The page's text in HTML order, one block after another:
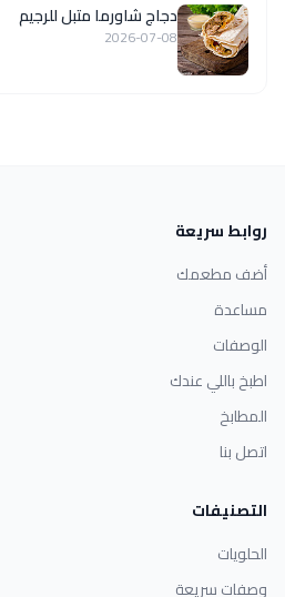
دجاج شاورما متبل للرجيم
2026-07-08
روابط سريعة
أضف مطعمك
مساعدة
الوصفات
اطبخ باللي عندك
المطابخ
اتصل بنا
التصنيفات
الحلويات
وصفات سريعة